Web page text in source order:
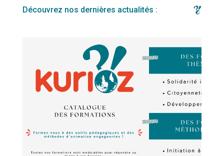
Découvrez nos dernières actualités :